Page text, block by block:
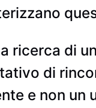
ricerca di
di
e non un